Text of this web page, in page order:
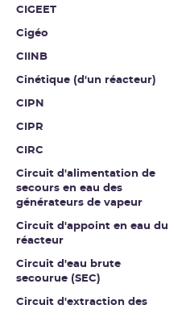
CIGEET
Cigéo
CIINB
Cinétique (d'un réacteur)
CIPN
CIPR
CIRC
Circuit d'alimentation de
secours en eau des
générateurs de vapeur
Circuit d'appoint en eau du
réacteur
Circuit d'eau brute
secourue (SEC)
Circuit d'extraction des